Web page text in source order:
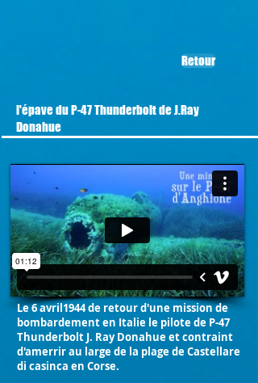
Retour
l'épave du P-47 Thunderbolt de J.Ray
Donahue
Le 6 avril1944 de retour d'une mission de
bombardement en Italie le pilote de P-47
Thunderbolt J. Ray Donahue et contraint
d'amerrir au large de la plage de Castellare
di casinca en Corse.